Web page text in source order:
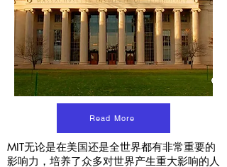
Read More
MIT无论是在美国还是全世界都有非常重要的
影响力，培养了众多对世界产生重大影响的人